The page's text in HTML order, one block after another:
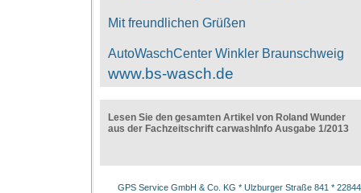
Mit freundlichen Grüßen
AutoWaschCenter Winkler Braunschweig
www.bs-wasch.de
Lesen Sie den gesamten Artikel von Roland Wunder
aus der Fachzeitschrift carwashInfo Ausgabe 1/2013
GPS Service GmbH & Co. KG * Ulzburger Straße 841 *